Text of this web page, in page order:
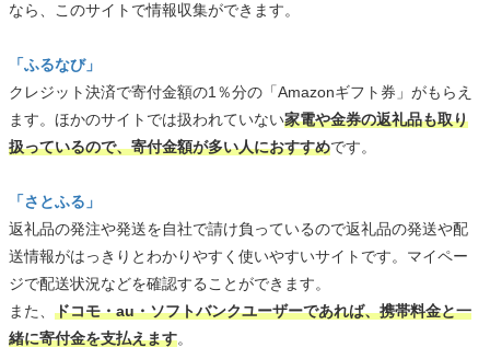
なら、このサイトで情報収集ができます。
「ふるなび」
クレジット決済で寄付金額の1％分の「Amazonギフト券」がもらえ
ます。ほかのサイトでは扱われていない家電や金券の返礼品も取り
扱っているので、寄付金額が多い人におすすめです。
「さとふる」
返礼品の発注や発送を自社で請け負っているので返礼品の発送や配
送情報がはっきりとわかりやすく使いやすいサイトです。マイペー
ジで配送状況などを確認することができます。
また、 ドコモ・au・ソフトバンクユーザーであれば、携帯料金と一
緒に寄付金を支払えます。